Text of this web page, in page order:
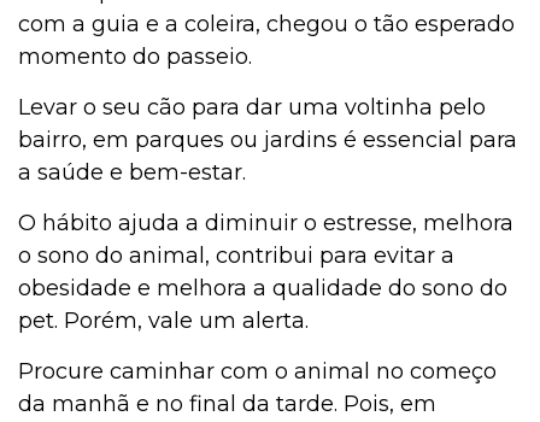
com a guia e a coleira, chegou o tão esperado
momento do passeio.
Levar o seu cão para dar uma voltinha pelo
bairro, em parques ou jardins é essencial para
a saúde e bem-estar.
O hábito ajuda a diminuir o estresse, melhora
o sono do animal, contribui para evitar a
obesidade e melhora a qualidade do sono do
pet. Porém, vale um alerta.
Procure caminhar com o animal no começo
da manhã e no final da tarde. Pois, em